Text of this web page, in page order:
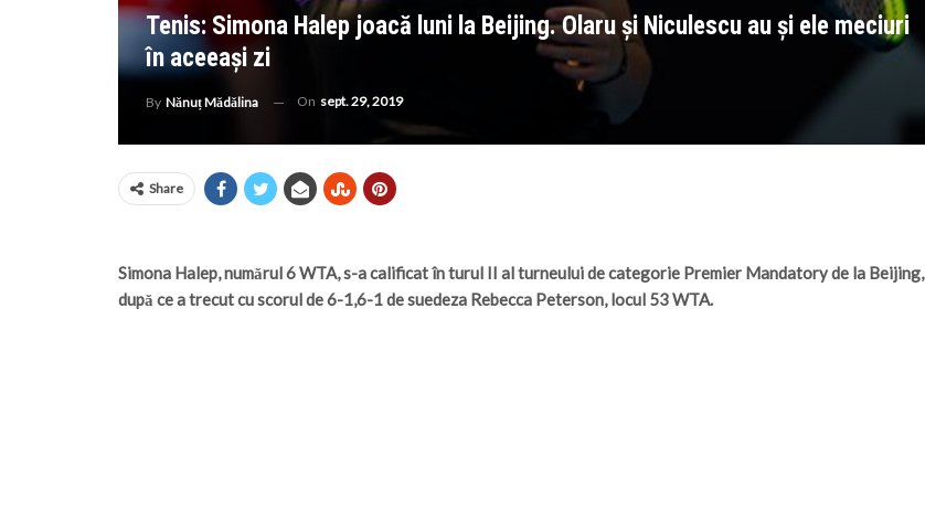
Tenis: Simona Halep joacă luni la Beijing. Olaru și Niculescu au și ele meciuri
în aceeași zi
By Nănuț Mădălina On sept. 29, 2019
Share
Simona Halep, numărul 6 WTA, s-a calificat în turul II al turneului de categorie Premier Mandatory de la Beijing,
după ce a trecut cu scorul de 6-1,6-1 de suedeza Rebecca Peterson, locul 53 WTA.